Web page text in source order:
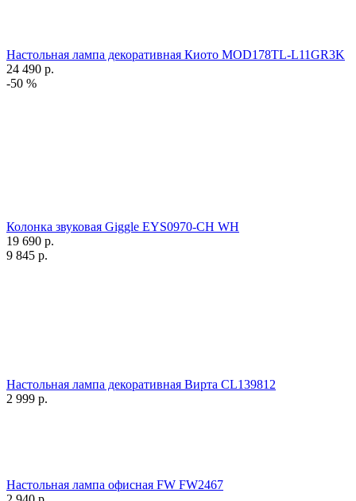
Настольная лампа декоративная Киото MOD178TL-L11GR3K
24 490 р.
-50 %
Колонка звуковая Giggle EYS0970-CH WH
19 690 р.
9 845 р.
Настольная лампа декоративная Вирта CL139812
2 999 р.
Настольная лампа офисная FW FW2467